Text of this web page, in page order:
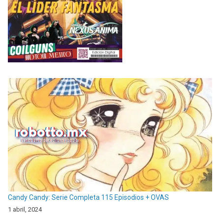
Candy Candy: Serie Completa 115 Episodios + OVAS
1 abril, 2024